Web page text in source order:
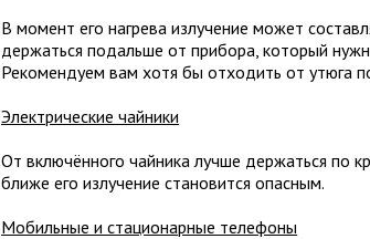
В момент его нагрева излучение может
держаться подальше от прибора, который
Рекомендуем вам хотя бы отходить от утюга
Электрические чайники
От включённого чайника лучше держаться по
ближе его излучение становится опасным.
Мобильные и стационарные телефоны